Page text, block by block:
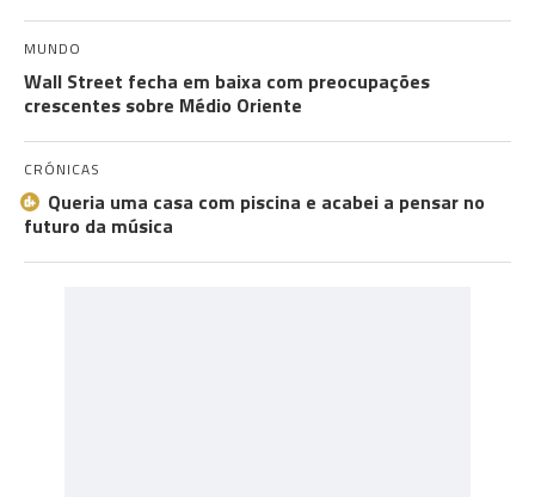
MUNDO
Wall Street fecha em baixa com preocupações
crescentes sobre Médio Oriente
CRÓNICAS
Queria uma casa com piscina e acabei a pensar no
futuro da música